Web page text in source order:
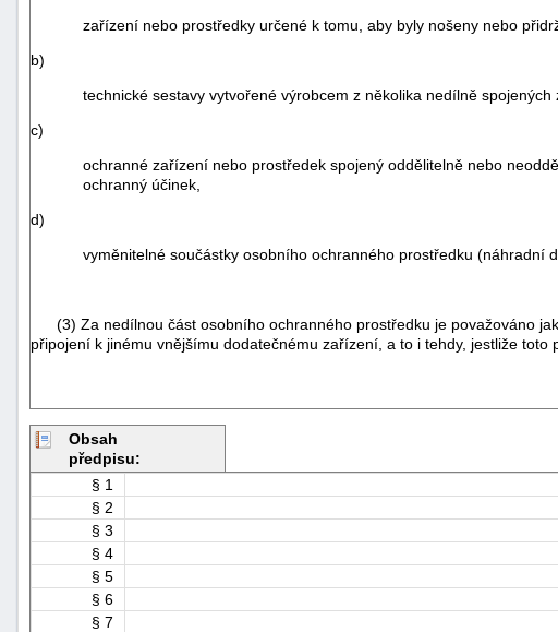
zařízení nebo prostředky určené k tomu, aby byly nošeny nebo
b)
technické sestavy vytvořené výrobcem z několika nedílně
c)
ochranné zařízení nebo prostředek spojený oddělitelně nebo
ochranný účinek,
d)
vyměnitelné součástky osobního ochranného prostředku (náhradní
(3) Za nedílnou část osobního ochranného prostředku je považováno
připojení k jinému vnějšímu dodatečnému zařízení, a to i tehdy, jestliže
Obsah
předpisu:
§ 1
§ 2
§ 3
§ 4
§ 5
§ 6
§ 7